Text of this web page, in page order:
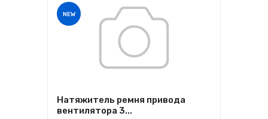
NEW
Натяжитель ремня привода
вентилятора 3...